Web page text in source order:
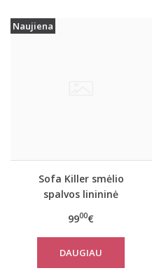
Naujiena
Sofa Killer smėlio
spalvos linininė
9900€
DAUGIAU